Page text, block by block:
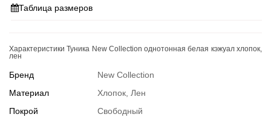
Таблица размеров
Характеристики Туника New Collection однотонная белая кэжуал хлопок,
лен
Бренд
New Collection
Материал
Хлопок, Лен
Покрой
Свободный